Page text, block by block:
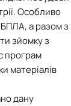
Особливо
а разом з
зйомку з
програм
матеріалів
дану